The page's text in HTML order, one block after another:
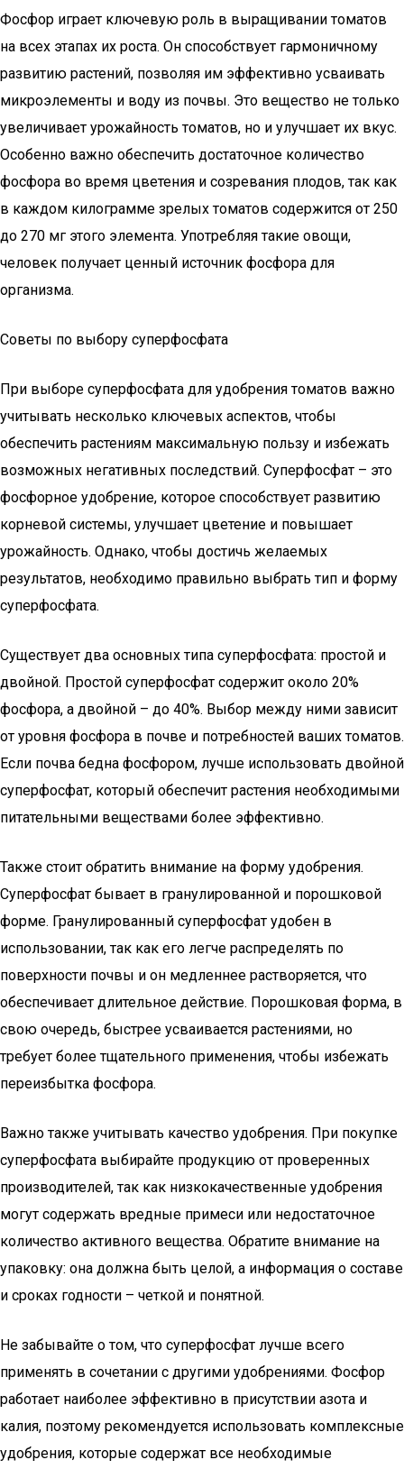
Фосфор играет ключевую роль в выращивании томатов
на всех этапах их роста. Он способствует гармоничному
развитию растений, позволяя им эффективно усваивать
микроэлементы и воду из почвы. Это вещество не только
увеличивает урожайность томатов, но и улучшает их вкус.
Особенно важно обеспечить достаточное количество
фосфора во время цветения и созревания плодов, так как
в каждом килограмме зрелых томатов содержится от 250
до 270 мг этого элемента. Употребляя такие овощи,
человек получает ценный источник фосфора для
организма.
Советы по выбору суперфосфата
При выборе суперфосфата для удобрения томатов важно
учитывать несколько ключевых аспектов, чтобы
обеспечить растениям максимальную пользу и избежать
возможных негативных последствий. Суперфосфат – это
фосфорное удобрение, которое способствует развитию
корневой системы, улучшает цветение и повышает
урожайность. Однако, чтобы достичь желаемых
результатов, необходимо правильно выбрать тип и форму
суперфосфата.
Существует два основных типа суперфосфата: простой и
двойной. Простой суперфосфат содержит около 20%
фосфора, а двойной – до 40%. Выбор между ними зависит
от уровня фосфора в почве и потребностей ваших томатов.
Если почва бедна фосфором, лучше использовать двойной
суперфосфат, который обеспечит растения необходимыми
питательными веществами более эффективно.
Также стоит обратить внимание на форму удобрения.
Суперфосфат бывает в гранулированной и порошковой
форме. Гранулированный суперфосфат удобен в
использовании, так как его легче распределять по
поверхности почвы и он медленнее растворяется, что
обеспечивает длительное действие. Порошковая форма, в
свою очередь, быстрее усваивается растениями, но
требует более тщательного применения, чтобы избежать
переизбытка фосфора.
Важно также учитывать качество удобрения. При покупке
суперфосфата выбирайте продукцию от проверенных
производителей, так как низкокачественные удобрения
могут содержать вредные примеси или недостаточное
количество активного вещества. Обратите внимание на
упаковку: она должна быть целой, а информация о составе
и сроках годности – четкой и понятной.
Не забывайте о том, что суперфосфат лучше всего
применять в сочетании с другими удобрениями. Фосфор
работает наиболее эффективно в присутствии азота и
калия, поэтому рекомендуется использовать комплексные
удобрения, которые содержат все необходимые